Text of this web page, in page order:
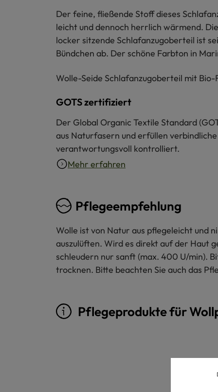
Der feine, fließende Stoff dieses
leicht und dennoch herrlich wärmend.
locker sitzende Schlafanzugoberteil ist
Bündchen ab. Der schöne Farbton in
Wolle-Seide Schlafanzugoberteil mit
GOTS zertifiziert
Der Global Organic Textile Standard
aus Naturfasern und erfüllen
verantwortungsvoll kontrolliert.
Mehr erfahren
Pflegeempfehlung
Wolle ist von Natur aus pflegeleicht und
auszulüften. Wird es direkt auf der Haut
schleudern nur sanft (max. 400 U/min).
trocknen. Bitte beachten Sie auch das
Pflegeprodukte für